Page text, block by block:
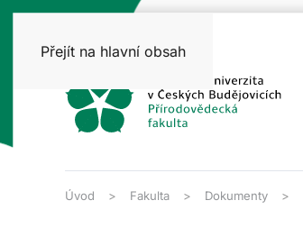
Přejít na hlavní obsah
Úvod Fakulta Dokumenty